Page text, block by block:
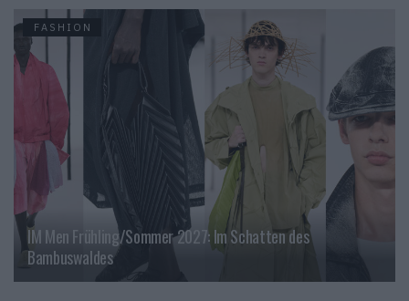
FASHION
IM Men Frühling/Sommer 2027: Im Schatten des
Bambuswaldes